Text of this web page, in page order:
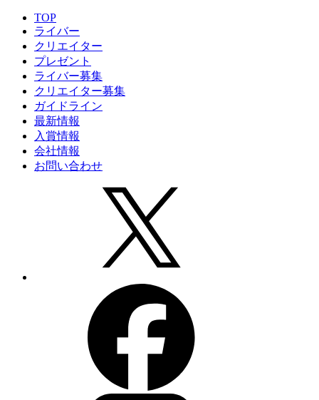
TOP
ライバー
クリエイター
プレゼント
ライバー募集
クリエイター募集
ガイドライン
最新情報
入賞情報
会社情報
お問い合わせ